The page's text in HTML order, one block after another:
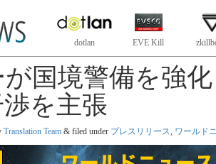
dotlan EVE Kill
国境警備を強
を主張
Translation Team & filed under プレスリリース, ワールド